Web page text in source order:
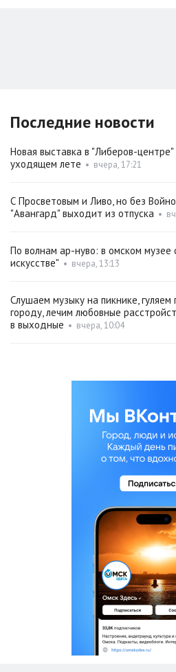
Последние новости
Новая выставка в "Либеров-
уходящем лете • вчера, 17:21
С Просветовым и Ливо, но без
"Авангард" выходит из отпуска •
По волнам ар-нуво: в омском музее
искусстве" • вчера, 13:13
Слушаем музыку на пикнике, гуляем
городу, лечим любовные
в выходные • вчера, 10:04